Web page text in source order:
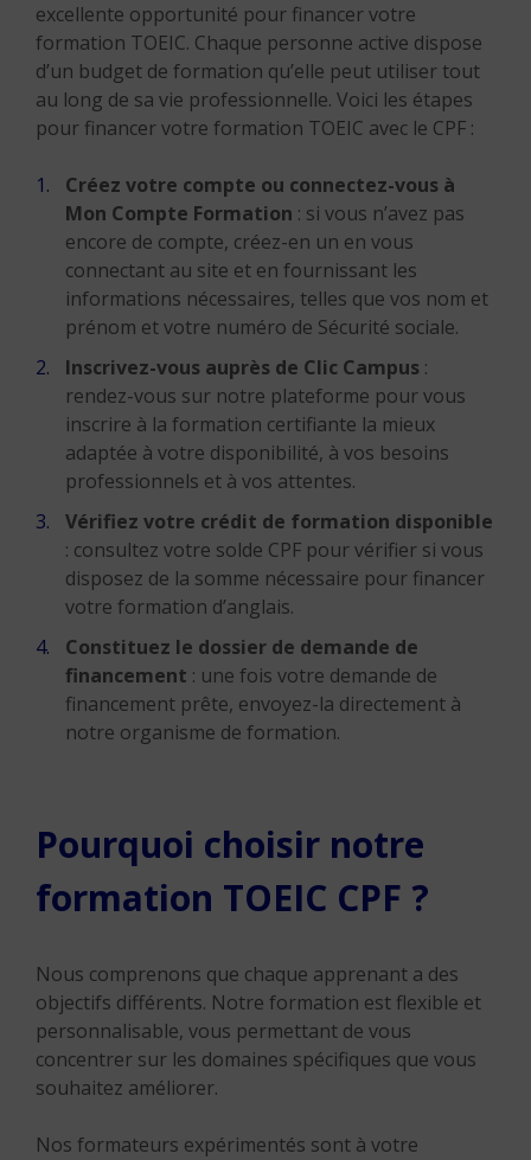
excellente opportunité pour financer votre
formation TOEIC. Chaque personne active dispose
d’un budget de formation qu’elle peut utiliser tout
au long de sa vie professionnelle. Voici les étapes
pour financer votre formation TOEIC avec le CPF :
Créez votre compte ou connectez-vous à
Mon Compte Formation : si vous n’avez pas
encore de compte, créez-en un en vous
connectant au site et en fournissant les
informations nécessaires, telles que vos nom et
prénom et votre numéro de Sécurité sociale.
Inscrivez-vous auprès de Clic Campus :
rendez-vous sur notre plateforme pour vous
inscrire à la formation certifiante la mieux
adaptée à votre disponibilité, à vos besoins
professionnels et à vos attentes.
Vérifiez votre crédit de formation disponible
: consultez votre solde CPF pour vérifier si vous
disposez de la somme nécessaire pour financer
votre formation d’anglais.
Constituez le dossier de demande de
financement : une fois votre demande de
financement prête, envoyez-la directement à
notre organisme de formation.
Pourquoi choisir notre
formation TOEIC CPF ?
Nous comprenons que chaque apprenant a des
objectifs différents. Notre formation est flexible et
personnalisable, vous permettant de vous
concentrer sur les domaines spécifiques que vous
souhaitez améliorer.
Nos formateurs expérimentés sont à votre